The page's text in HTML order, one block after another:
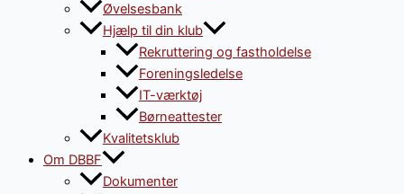
Øvelsesbank
Hjælp til din klub
Rekruttering og fastholdelse
Foreningsledelse
IT-værktøj
Børneattester
Kvalitetsklub
Om DBBF
Dokumenter